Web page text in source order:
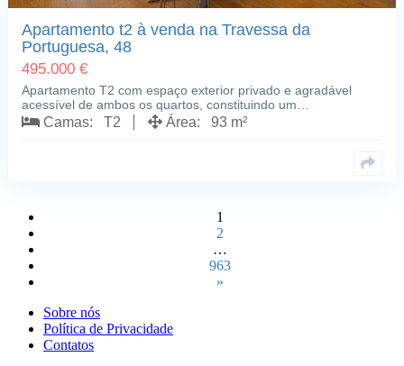
Apartamento t2 à venda na Travessa da
Portuguesa, 48
495.000 €
Apartamento T2 com espaço exterior privado e agradável
acessível de ambos os quartos, constituindo um…
Camas: T2 Área: 93 m²
1
2
…
963
»
Sobre nós
Política de Privacidade
Contatos